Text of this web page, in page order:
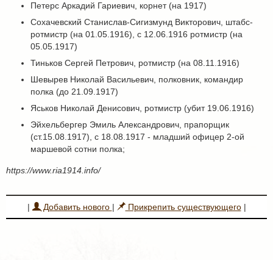
Петерс Аркадий Гариевич, корнет (на 1917)
Сохачевский Станислав-Сигизмунд Викторович, штабс-
ротмистр (на 01.05.1916), с 12.06.1916 ротмистр (на
05.05.1917)
Тиньков Сергей Петрович, ротмистр (на 08.11.1916)
Шевырев Николай Васильевич, полковник, командир
полка (до 21.09.1917)
Яськов Николай Денисович, ротмистр (убит 19.06.1916)
Эйхельбергер Эмиль Александрович, прапорщик
(ст.15.08.1917), с 18.08.1917 - младший офицер 2-ой
маршевой сотни полка;
https://www.ria1914.info/
| Добавить нового | Прикрепить существующего|